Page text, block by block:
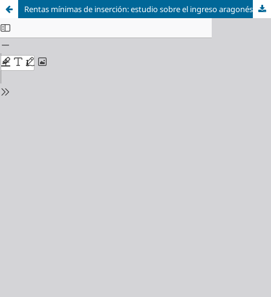
Rentas mínimas de inserción: estudio sobre el ingreso aragonés de inserción